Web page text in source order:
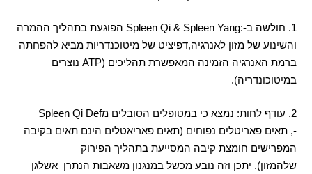
1. חולשה ב-:Spleen Qi & Spleen Yang
הפוגעת בתהליך ההמרה
והשינוע של מזון לאנרגיה,דפיציט של מיטוכנדריות מביא להפחתה
ברמת האנרגיה הזמינה המאפשרת תהליכים (ATP
נוצרים
במיטוכונדריה).
2. עודף לחות: נמצא כי במטופלים הסובלים מSpleen Qi Def
-,תאים פאריטלים נפוחים (תאים פאריאטלים הינם תאים בקיבה
המפרישים חומצת קיבה המסייעת בתהליך הפירוק
שלהמזון). יתכן וזה נובע מכשל במנגנון משאבות הנתרן–אשלגן